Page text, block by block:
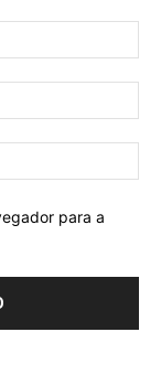
para a